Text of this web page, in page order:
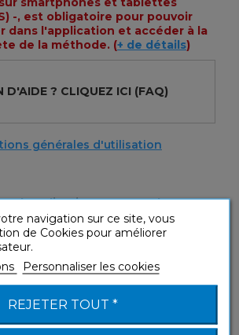
-, est obligatoire pour pouvoir
dans l'application et accéder à la
de la méthode. (+ de détails)
D'AIDE ? CLIQUEZ ICI (FAQ)
générales d'utilisation
l'application et testez les 7
premières leçons !
navigation sur ce site, vous
de Cookies pour améliorer
Personnaliser les cookies
REJETER TOUT *